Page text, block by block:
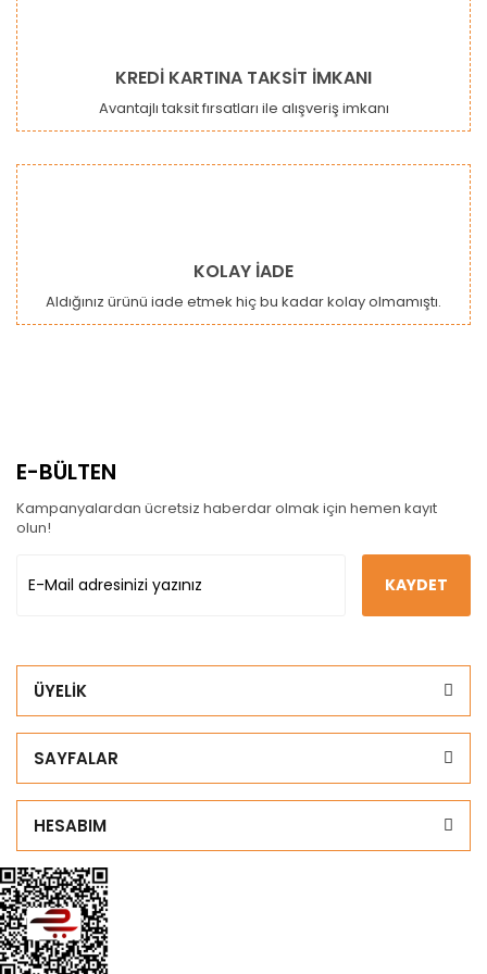
KREDİ KARTINA TAKSİT İMKANI
Avantajlı taksit fırsatları ile alışveriş imkanı
KOLAY İADE
Aldığınız ürünü iade etmek hiç bu kadar kolay olmamıştı.
E-BÜLTEN
Kampanyalardan ücretsiz haberdar olmak için hemen kayıt
olun!
KAYDET
ÜYELİK
SAYFALAR
HESABIM